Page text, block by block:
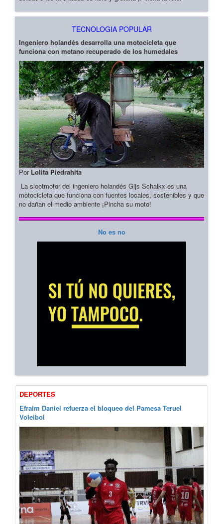
TECNOLOGIA POPULAR
Ingeniero holandés desarrolla una motocicleta que
funciona con metano recuperado de los humedales
Por Lolita Piedrahita
La slootmotor del ingeniero holandés Gijs Schalkx es una
motocicleta que funciona con fuentes locales, sostenibles y que
no dañan el medio ambiente ¡Pincha su moto!
No es no
DEPORTES
Efraim Daniel refuerza el bloqueo del Pamesa Teruel
Voleibol